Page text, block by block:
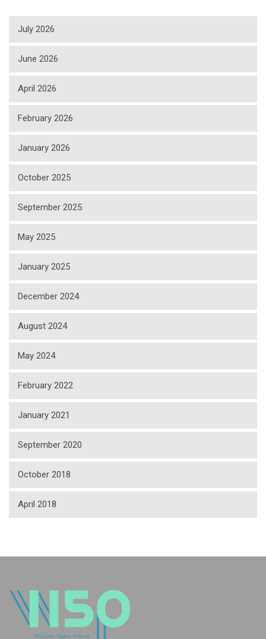
July 2026
June 2026
April 2026
February 2026
January 2026
October 2025
September 2025
May 2025
January 2025
December 2024
August 2024
May 2024
February 2022
January 2021
September 2020
October 2018
April 2018